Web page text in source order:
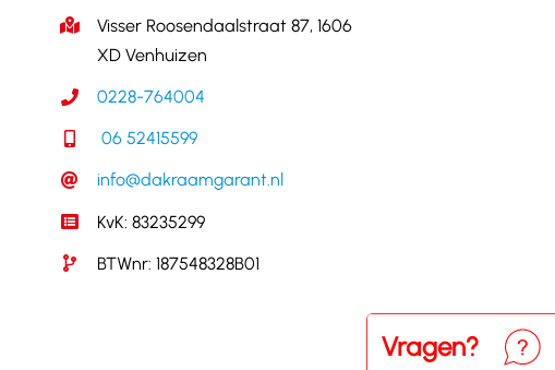
Visser Roosendaalstraat 87, 1606
XD Venhuizen
0228-764004
06 52415599
info@dakraamgarant.nl
KvK: 83235299
BTWnr: 187548328B01
Vragen?